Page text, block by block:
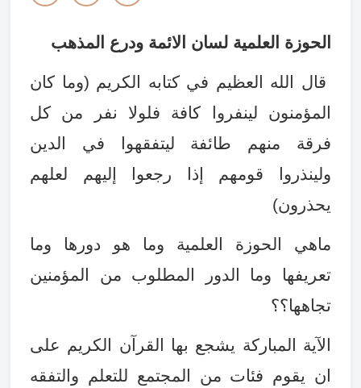
الحوزة العلمية لسان الائمة ودرع المذهب
قال الله العظيم في كتابه الكريم (وما كان
المؤمنون لينفروا كافة فلولا نفر من كل
فرقة منهم طائفة ليتفقهوا في الدين
ولينذروا قومهم إذا رجعوا إليهم لعلهم
يحذرون(
ماهي الحوزة العلمية وما هو دورها وما
تعريفها وما الدور المطلوب من المؤمنين
تجاهها؟؟
الآية المباركة يشجع بها القرآن الكريم على
ان يقوم فئات من المجتمع للتعلم والتفقه